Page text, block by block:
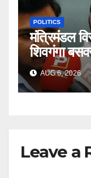
POLITICS
मंत्रिमंडल
शिवगंगा
AUG 6, 2026
Leave a